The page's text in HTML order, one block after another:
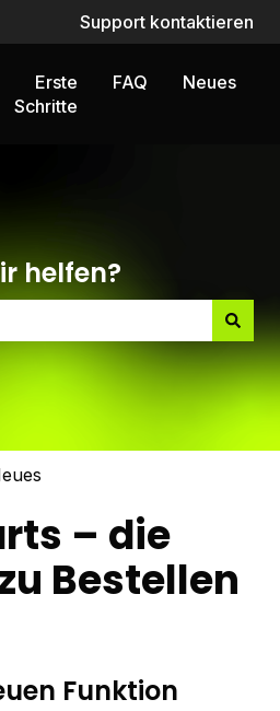
Übersetzungen anzeigen
Support kontaktieren
Erste
Schritte
FAQ Neues
helfen?
da das Suchfeld leer ist.
– die
Bestellen
Funktion